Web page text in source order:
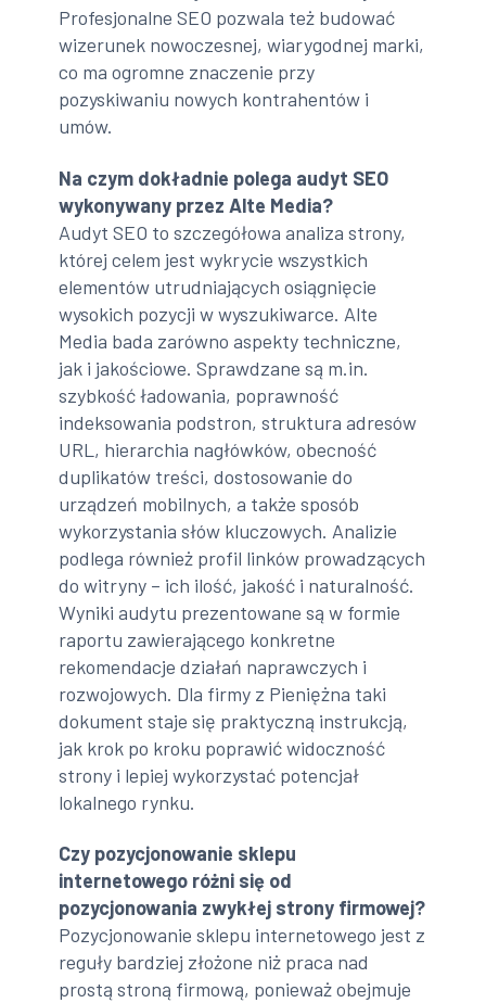
Profesjonalne SEO pozwala też budować
wizerunek nowoczesnej, wiarygodnej marki,
co ma ogromne znaczenie przy
pozyskiwaniu nowych kontrahentów i
umów.
Na czym dokładnie polega audyt SEO
wykonywany przez Alte Media?
Audyt SEO to szczegółowa analiza strony,
której celem jest wykrycie wszystkich
elementów utrudniających osiągnięcie
wysokich pozycji w wyszukiwarce. Alte
Media bada zarówno aspekty techniczne,
jak i jakościowe. Sprawdzane są m.in.
szybkość ładowania, poprawność
indeksowania podstron, struktura adresów
URL, hierarchia nagłówków, obecność
duplikatów treści, dostosowanie do
urządzeń mobilnych, a także sposób
wykorzystania słów kluczowych. Analizie
podlega również profil linków prowadzących
do witryny – ich ilość, jakość i naturalność.
Wyniki audytu prezentowane są w formie
raportu zawierającego konkretne
rekomendacje działań naprawczych i
rozwojowych. Dla firmy z Pieniężna taki
dokument staje się praktyczną instrukcją,
jak krok po kroku poprawić widoczność
strony i lepiej wykorzystać potencjał
lokalnego rynku.
Czy pozycjonowanie sklepu
internetowego różni się od
pozycjonowania zwykłej strony firmowej?
Pozycjonowanie sklepu internetowego jest z
reguły bardziej złożone niż praca nad
prostą stroną firmową, ponieważ obejmuje